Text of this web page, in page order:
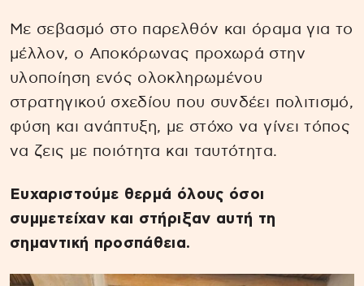
Με σεβασμό στο παρελθόν και όραμα για το
μέλλον, ο Αποκόρωνας προχωρά στην
υλοποίηση ενός ολοκληρωμένου
στρατηγικού σχεδίου που συνδέει πολιτισμό,
φύση και ανάπτυξη, με στόχο να γίνει τόπος
να ζεις με ποιότητα και ταυτότητα.
Ευχαριστούμε θερμά όλους όσοι
συμμετείχαν και στήριξαν αυτή τη
σημαντική προσπάθεια.